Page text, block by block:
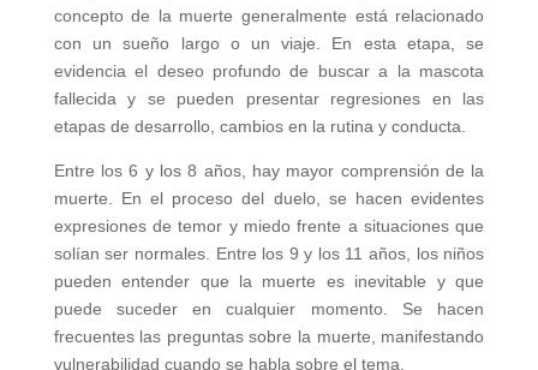
concepto de la muerte generalmente está relacionado
con un sueño largo o un viaje. En esta etapa, se
evidencia el deseo profundo de buscar a la mascota
fallecida y se pueden presentar regresiones en las
etapas de desarrollo, cambios en la rutina y conducta.
Entre los 6 y los 8 años, hay mayor comprensión de la
muerte. En el proceso del duelo, se hacen evidentes
expresiones de temor y miedo frente a situaciones que
solían ser normales. Entre los 9 y los 11 años, los niños
pueden entender que la muerte es inevitable y que
puede suceder en cualquier momento. Se hacen
frecuentes las preguntas sobre la muerte, manifestando
vulnerabilidad cuando se habla sobre el tema.